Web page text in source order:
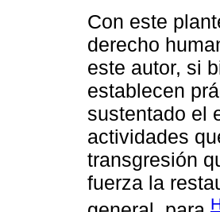
Con este
derecho
este autor, si
establecen
sustentado el
actividades
transgresión
fuerza la